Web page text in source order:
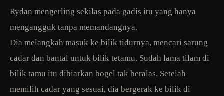
Rydan mengerling sekilas pada gadis itu yang hanya
mengangguk tanpa memandangnya.
Dia melangkah masuk ke bilik tidurnya, mencari sarung
cadar dan bantal untuk bilik tetamu. Sudah lama tilam di
bilik tamu itu dibiarkan bogel tak beralas. Setelah
memilih cadar yang sesuai, dia bergerak ke bilik di